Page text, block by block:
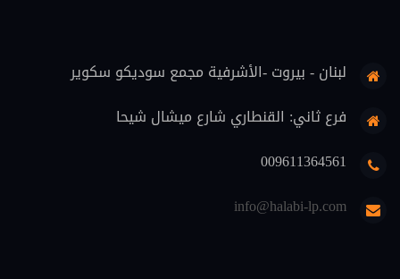
تنفيذ (6)
منهجية قانونية (4)
اثبات (4)
لبنان - بيروت -الأشرفية مجمع سوديكو سكوير
فرع ثاني: القنطاري شارع ميشال شيحا
009611364561
info@halabi-lp.com